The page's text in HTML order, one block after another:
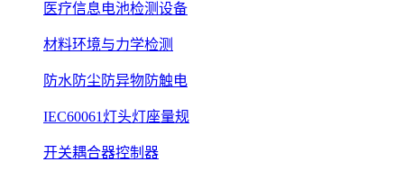
医疗信息电池检测设备
材料环境与力学检测
防水防尘防异物防触电
IEC60061灯头灯座量规
开关耦合器控制器